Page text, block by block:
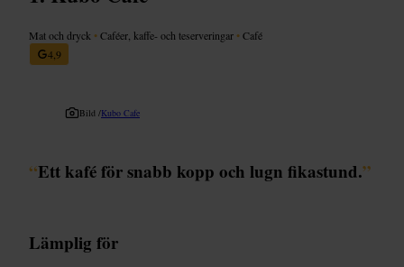
Mat och dryck •Caféer, kaffe- och teserveringar •Café
4,9
Bild /Kubo Cafe
“Ett kafé för snabb kopp och lugn fikastund.”
Lämplig för